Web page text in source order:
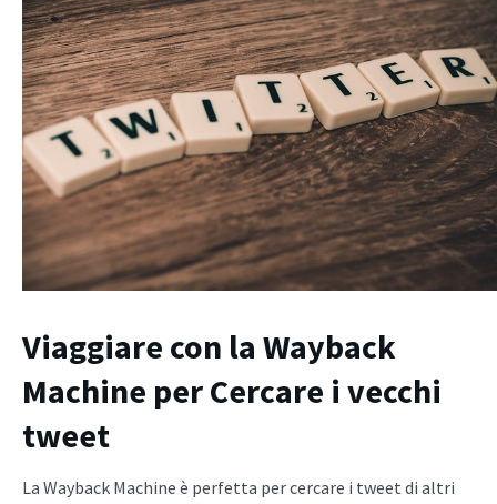
Viaggiare con la Wayback
Machine perCercare i vecchi
tweet
La Wayback Machine è perfetta per cercare i tweet di altri